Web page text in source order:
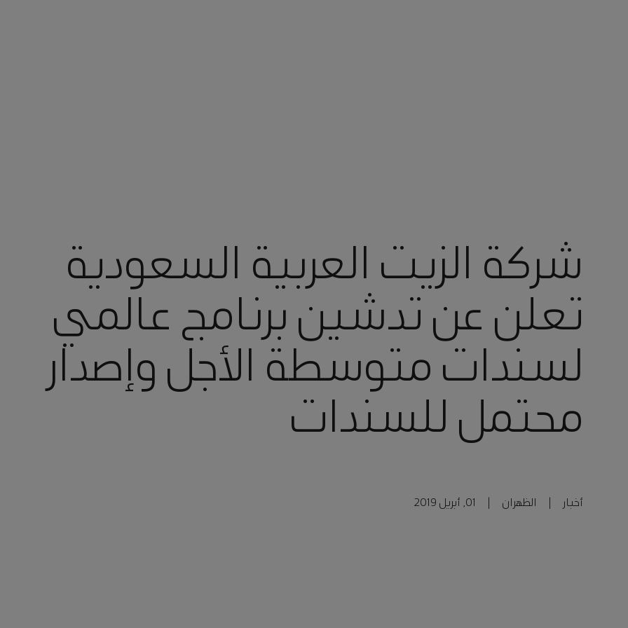
شركة الزيت العربية السعودية
تعلن عن تدشين برنامج عالمي
لسندات متوسطة الأجل وإصدار
محتمل للسندات
أخبار الظهران 01, أبريل 2019